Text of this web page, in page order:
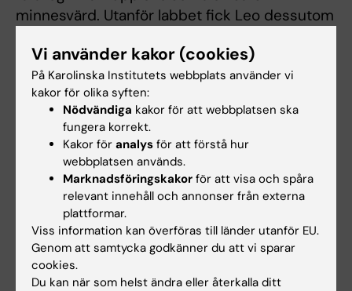
minnesvärd. Utanför labbet fick Leo dessutom
kulturen genom mat, gästfrihet och lokala
traditioner – något som gav besöket
ytterligare en dimension.
Vi använder kakor (cookies)
På Karolinska Institutets webbplats använder vi
kakor för olika syften:
Nödvändiga kakor för att webbplatsen ska
fungera korrekt.
Kakor för analys för att förstå hur
webbplatsen används.
Marknadsföringskakor för att visa och spåra
relevant innehåll och annonser från externa
plattformar.
Viss information kan överföras till länder utanför EU.
Genom att samtycka godkänner du att vi sparar
cookies.
Du kan när som helst ändra eller återkalla ditt